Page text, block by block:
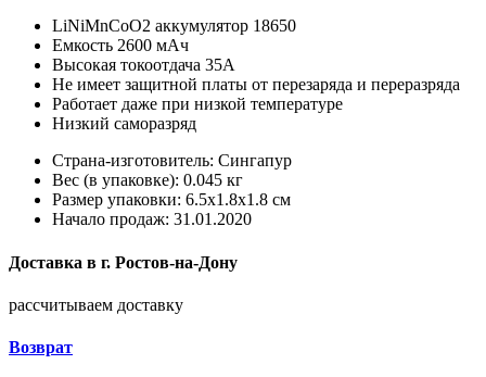
LiNiMnCoO2 аккумулятор 18650
Емкость 2600 мАч
Высокая токоотдача 35А
Не имеет защитной платы от перезаряда и переразряда
Работает даже при низкой температуре
Низкий саморазряд
Страна-изготовитель: Сингапур
Вес (в упаковке): 0.045 кг
Размер упаковки: 6.5x1.8x1.8 см
Начало продаж: 31.01.2020
Доставка в г. Ростов-на-Дону
рассчитываем доставку
Возврат